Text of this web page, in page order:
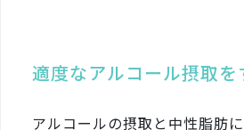
適度なアルコール摂取を
アルコールの摂取と中性脂肪